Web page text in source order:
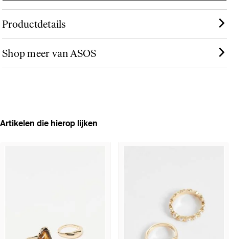
Productdetails
Shop meer van ASOS
Artikelen die hierop lijken